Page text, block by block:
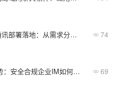
企业即时通讯部署落地：从需求分析到上线的5个关键步骤 74
2026年趋势：安全合规企业IM如何重新定义团队协作边界？ 69